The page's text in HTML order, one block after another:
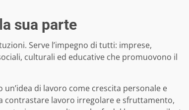
sua parte
Serve l’impegno di tutti: imprese,
culturali ed educative che promuovono il
di lavoro come crescita personale e
contrastare lavoro irregolare e sfruttamento,